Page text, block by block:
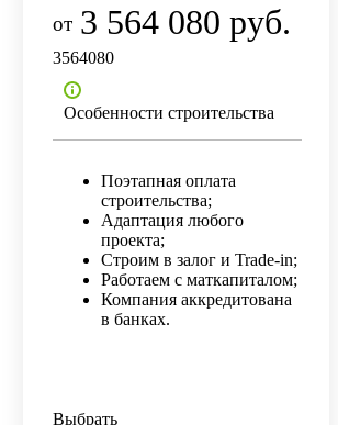
3 564 080 руб.
3564080
Особенности строительства
Поэтапная оплата
строительства;
Адаптация любого
проекта;
Строим в залог и Trade-in;
Работаем с маткапиталом;
Компания аккредитована
в банках.
Выбрать